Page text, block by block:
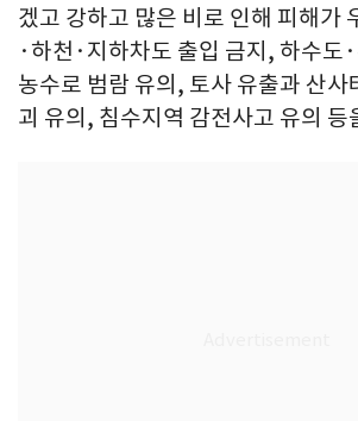
겠고 강하고 많은 비로 인해 피해가
·하천·지하차도 출입 금지, 하수도
농수로 범람 유의, 토사 유출과 산
괴 유의, 침수지역 감전사고 유의 등